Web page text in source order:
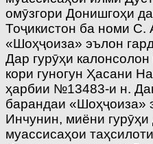
омӯзгори Донишгоҳи
Тоҷикистон ба номи С.
«Шоҳҷоиза» эълон
Дар гурӯҳи
кори гуногун Ҳасани
ҳарбии №13483-и н.
барандаи «Шоҳҷоиза»
Инчунин, миёни
муассисаҳои